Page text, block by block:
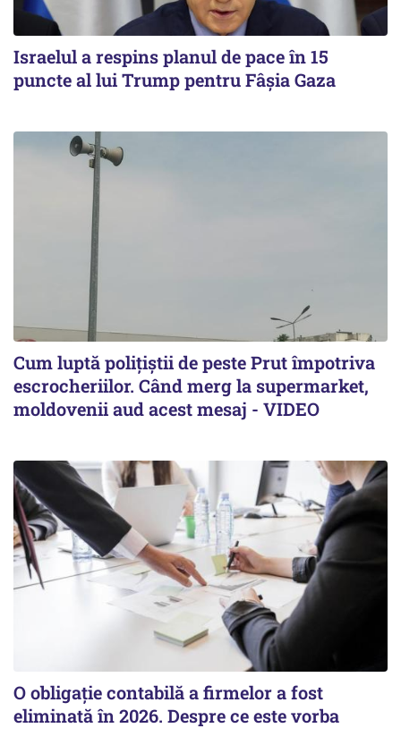
Israelul a respins planul de pace în 15
puncte al lui Trump pentru Fâșia Gaza
Cum luptă polițiștii de peste Prut împotriva
escrocheriilor. Când merg la supermarket,
moldovenii aud acest mesaj - VIDEO
O obligație contabilă a firmelor a fost
eliminată în 2026. Despre ce este vorba